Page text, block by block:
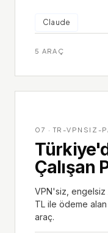
Claude
5 ARAÇ
07 ·TR-VPNSIZ-
Çalışan
VPN'siz, engelsiz
TL ile ödeme
araç.